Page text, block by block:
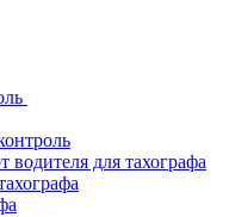
водителя для тахографа